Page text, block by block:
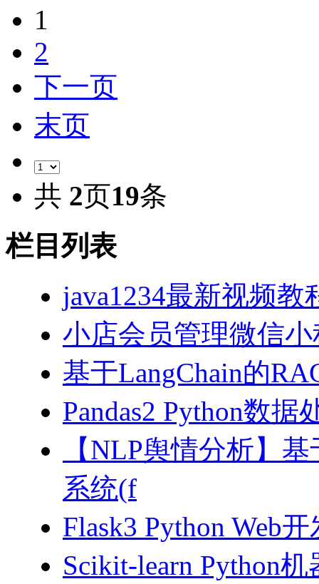
1
2
下一页
末页
共 2页19条
栏目列表
java1234最新视频教
小店会员管理微信
基于LangChain的
Pandas2 Python数
【NLP舆情分析】
系统(f
Flask3 Python Web
Scikit-learn Python